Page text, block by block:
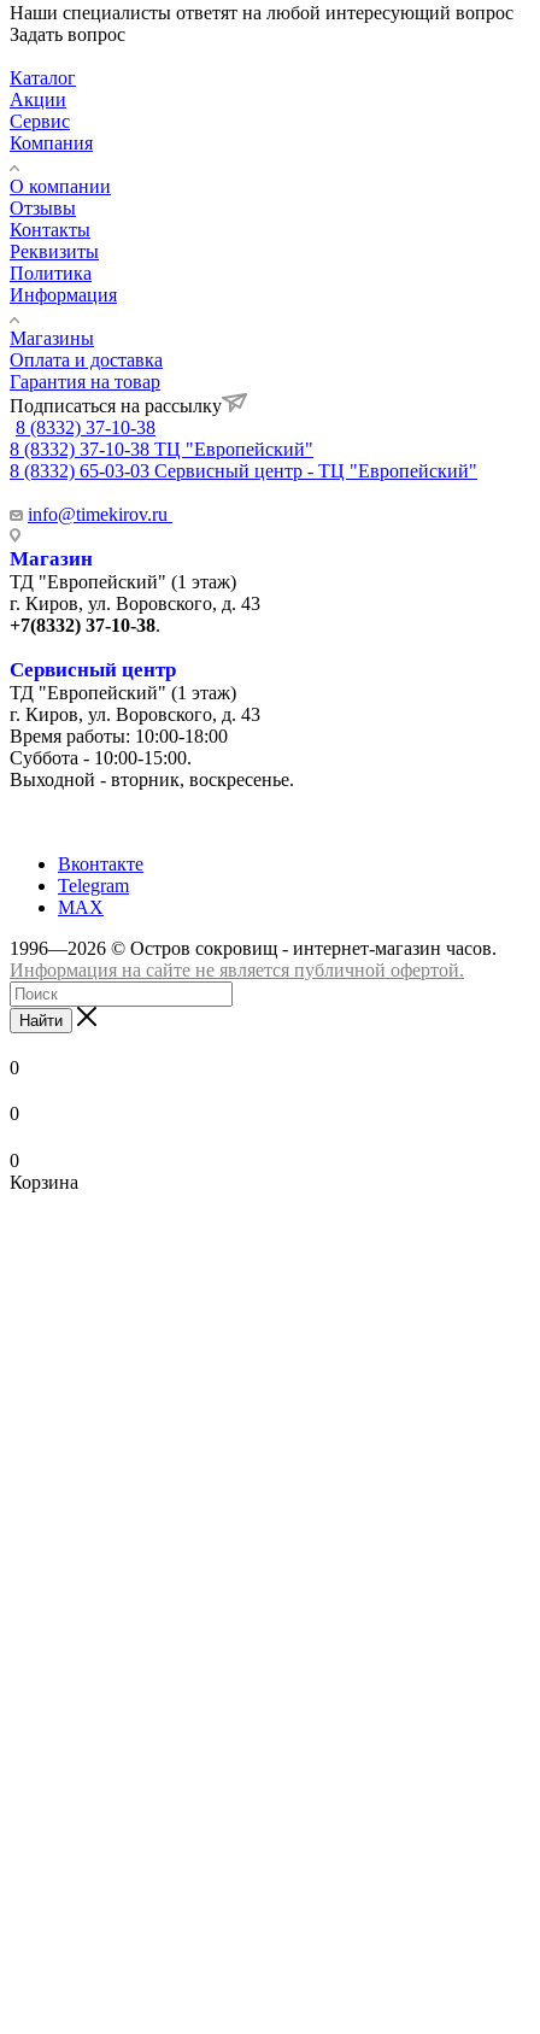
Наши специалисты ответят на любой интересующий вопрос
Задать вопрос
Каталог
Акции
Сервис
Компания
О компании
Отзывы
Контакты
Реквизиты
Политика
Информация
Магазины
Оплата и доставка
Гарантия на товар
Подписаться на рассылку
8 (8332) 37-10-38
8 (8332) 37-10-38 ТЦ "Европейский"
8 (8332) 65-03-03 Сервисный центр - ТЦ "Европейский"
info@timekirov.ru
Магазин
ТД "Европейский" (1 этаж)
г. Киров, ул. Воровского, д. 43
+7(8332) 37-10-38.
Сервисный центр
ТД "Европейский" (1 этаж)
г. Киров, ул. Воровского, д. 43
Время работы: 10:00-18:00
Суббота - 10:00-15:00.
Выходной - вторник, воскресенье.
Вконтакте
Telegram
MAX
1996—2026 © Остров сокровищ - интернет-магазин часов.
Информация на сайте не является публичной офертой.
Найти
0
0
0
Корзина